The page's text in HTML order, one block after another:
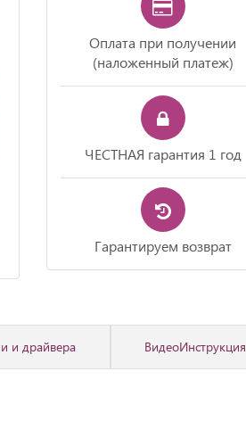
Оплата при получении
(наложенный платеж)
ЧЕСТНАЯ гарантия 1 год
Гарантируем возврат
и драйвера ВидеоИнструкция